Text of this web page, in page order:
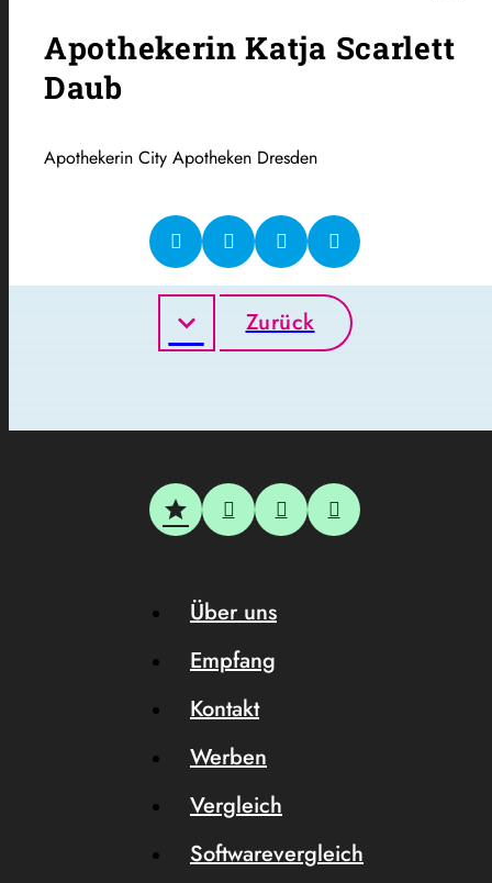
Apothekerin Katja Scarlett
Daub
Apothekerin City Apotheken Dresden
Zurück
Über uns
Empfang
Kontakt
Werben
Vergleich
Softwarevergleich